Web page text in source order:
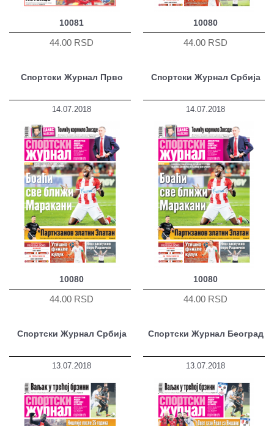
10081
44.00 RSD
10080
44.00 RSD
Спортски Журнал Прво
14.07.2018
10080
44.00 RSD
Спортски Журнал Србија
14.07.2018
10080
44.00 RSD
Спортски Журнал Србија
13.07.2018
Спортски Журнал Београд
13.07.2018